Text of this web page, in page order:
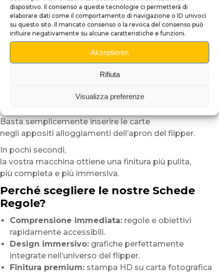
dispositivo. Il consenso a queste tecnologie ci permetterà di
elaborare dati come il comportamento di navigazione o ID univoci
su questo sito. Il mancato consenso o la revoca del consenso può
influire negativamente su alcune caratteristiche e funzioni.
Akzeptieren
Rifiuta
Visualizza preferenze
La carta fotografica utilizzata offre inoltre
una buona rigidità
e una piacevole manipolazione quotidiana.
Le carte restano facili da rimuovere,
sostituire o pulire quando necessario.
Installazione semplice e veloce
L’installazione non richiede attrezzi
né modifiche alla macchina.
Basta semplicemente inserire le carte
negli appositi alloggiamenti dell’apron del flipper.
In pochi secondi,
la vostra macchina ottiene una finitura più pulita,
più completa e più immersiva.
Perché scegliere le nostre Schede
Regole?
Comprensione immediata: regole e obiettivi
rapidamente accessibili.
Design immersivo: grafiche perfettamente
integrate nell’universo del flipper.
Finitura premium: stampa HD su carta fotografica